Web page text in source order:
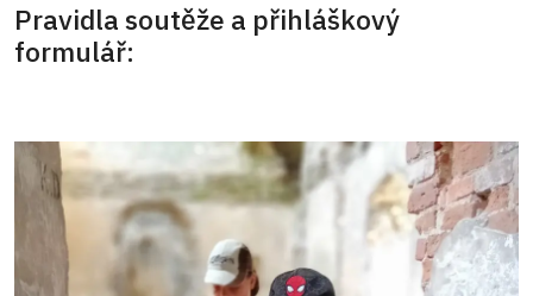
Pravidla soutěže a přihláškový
formulář: